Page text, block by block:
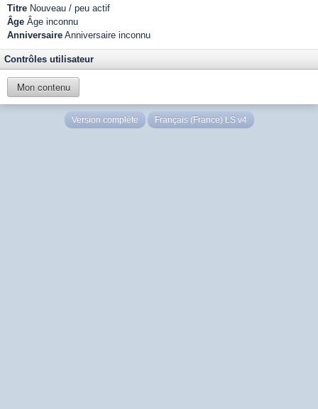
Titre Nouveau / peu actif
Âge Âge inconnu
Anniversaire Anniversaire inconnu
Contrôles utilisateur
Mon contenu
Version complète Français (France) LS v4